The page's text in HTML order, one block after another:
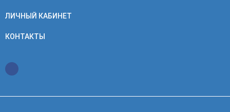
ЛИЧНЫЙ КАБИНЕТ
КОНТАКТЫ